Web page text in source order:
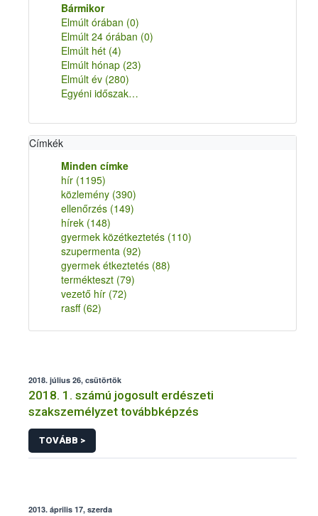
Bármikor
Elmúlt órában (0)
Elmúlt 24 órában (0)
Elmúlt hét (4)
Elmúlt hónap (23)
Elmúlt év (280)
Egyéni időszak…
Címkék
Minden címke
hír (1195)
közlemény (390)
ellenőrzés (149)
hírek (148)
gyermek közétkeztetés (110)
szupermenta (92)
gyermek étkeztetés (88)
termékteszt (79)
vezető hír (72)
rasff (62)
2018. július 26, csütörtök
2018. 1. számú jogosult erdészeti
szakszemélyzet továbbképzés
TOVÁBB >
2013. április 17, szerda